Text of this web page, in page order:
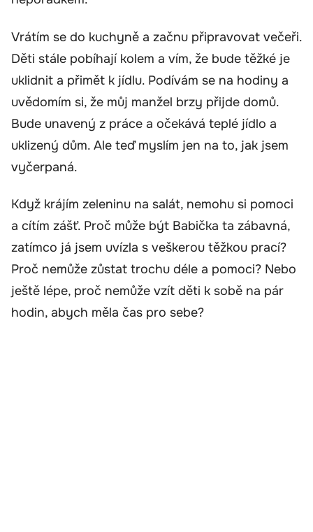
Vrátím se do kuchyně a začnu připravovat večeři.
Děti stále pobíhají kolem a vím, že bude těžké je
uklidnit a přimět k jídlu. Podívám se na hodiny a
uvědomím si, že můj manžel brzy přijde domů.
Bude unavený z práce a očekává teplé jídlo a
uklizený dům. Ale teď myslím jen na to, jak jsem
vyčerpaná.
Když krájím zeleninu na salát, nemohu si pomoci
a cítím zášť. Proč může být Babička ta zábavná,
zatímco já jsem uvízla s veškerou těžkou prací?
Proč nemůže zůstat trochu déle a pomoci? Nebo
ještě lépe, proč nemůže vzít děti k sobě na pár
hodin, abych měla čas pro sebe?